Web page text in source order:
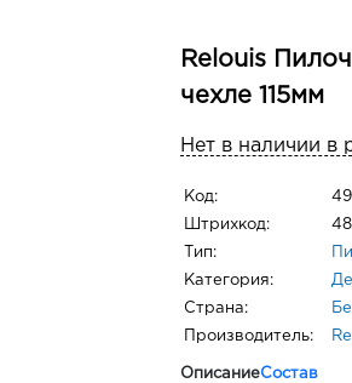
Relouis
чехле 115мм
Нет в наличии в
Код:
Штрихкод:
Тип:
Категория:
Страна:
Производитель:
ОписаниеСостав